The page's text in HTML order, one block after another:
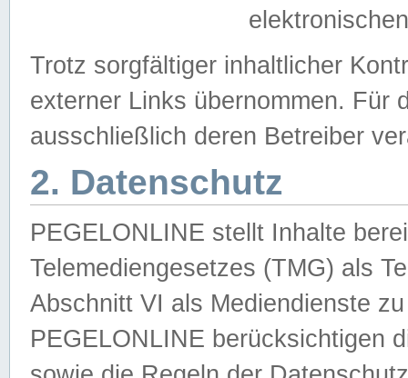
Trotz sorgfältiger inhaltlicher
externer Links übernommen. Für
ausschließlich deren Betreiber
2. Datenschutz
PEGELONLINE stellt Inhalte
Telemediengesetzes (TMG) als
Abschnitt VI als Mediendienste
PEGELONLINE berücksichtigen